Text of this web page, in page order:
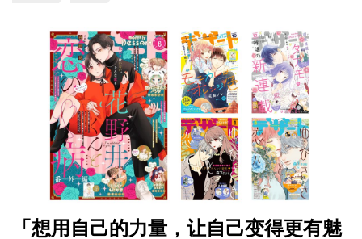
「想用自己的力量，让自己变得更有魅